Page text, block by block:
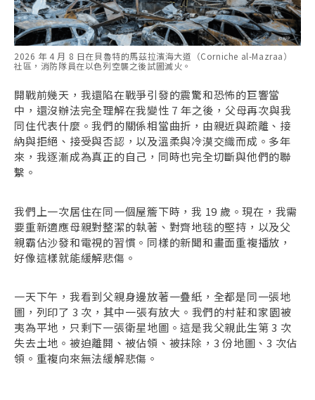
2026 年 4 月 8 日在貝魯特的馬茲拉濱海大道（Corniche al-Mazraa）
社區，消防隊員在以色列空襲之後試圖滅火。
開戰前幾天，我還陷在戰爭引發的震驚和恐怖的巨響當
中，還沒辦法完全理解在我變性 7 年之後，父母再次與我
同住代表什麼。我們的關係相當曲折，由親近與疏離、接
納與拒絕、接受與否認，以及溫柔與冷漠交織而成。多年
來，我逐漸成為真正的自己，同時也完全切斷與他們的聯
繫。
我們上一次居住在同一個屋簷下時，我 19 歲。現在，我需
要重新適應母親對整潔的執著、對齊地毯的堅持，以及父
親霸佔沙發和電視的習慣。同樣的新聞和畫面重複播放，
好像這樣就能緩解悲傷。
一天下午，我看到父親身邊放著一疊紙，全都是同一張地
圖，列印了 3 次，其中一張有放大。我們的村莊和家園被
夷為平地，只剩下一張衛星地圖。這是我父親此生第 3 次
失去土地。被迫離開、被佔領、被抹除，3 份地圖、3 次佔
領。重複向來無法緩解悲傷。